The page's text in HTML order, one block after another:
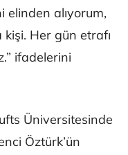
alıyorum,
Her gün etrafı
ifadelerini
Üniversitesinde
Öztürk’ün